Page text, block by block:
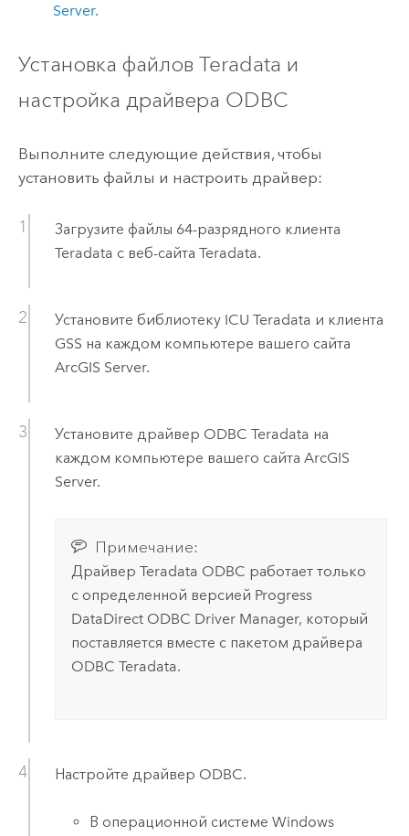
Server.
Установка файлов Teradata и
настройка драйвера ODBC
Выполните следующие действия, чтобы
установить файлы и настроить драйвер:
Загрузите файлы 64-разрядного клиента
Teradata с веб-сайта Teradata.
Установите библиотеку ICU Teradata и клиента
GSS на каждом компьютере вашего сайта
ArcGIS Server.
Установите драйвер ODBC Teradata на
каждом компьютере вашего сайта ArcGIS
Server.
Примечание:
Драйвер Teradata ODBC работает только
с определенной версией Progress
DataDirect ODBC Driver Manager, который
поставляется вместе с пакетом драйвера
ODBC Teradata.
Настройте драйвер ODBC.
В операционной системеWindows